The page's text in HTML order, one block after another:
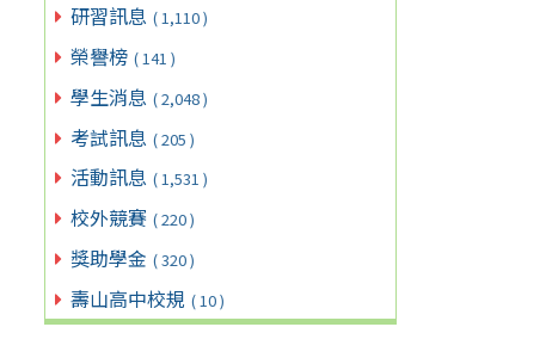
研習訊息 ( 1,110 )
榮譽榜 ( 141 )
學生消息 ( 2,048 )
考試訊息 ( 205 )
活動訊息 ( 1,531 )
校外競賽 ( 220 )
獎助學金 ( 320 )
壽山高中校規 ( 10 )